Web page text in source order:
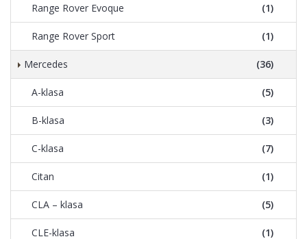
Range Rover Evoque (1)
Range Rover Sport (1)
Mercedes (36)
A-klasa (5)
B-klasa (3)
C-klasa (7)
Citan (1)
CLA – klasa (5)
CLE-klasa (1)